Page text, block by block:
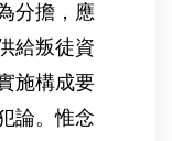
分擔，應
給叛徒資
施構成要
論。惟念